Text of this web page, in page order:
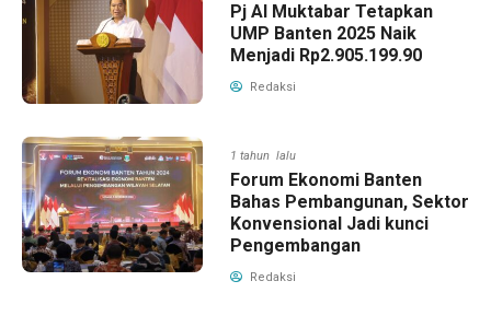
Pj Al Muktabar Tetapkan
UMP Banten 2025 Naik
Menjadi Rp2.905.199.90
Redaksi
1 tahun lalu
Forum Ekonomi Banten
Bahas Pembangunan, Sektor
Konvensional Jadi kunci
Pengembangan
Redaksi